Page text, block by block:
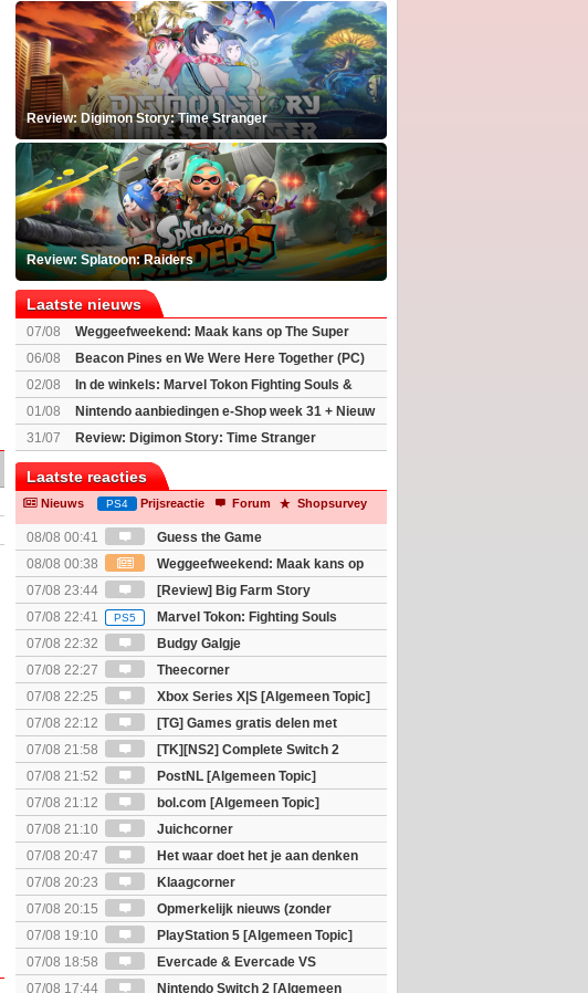
Review: Digimon Story: Time Stranger
Review: Splatoon: Raiders
Laatste nieuws
07/08
Weggeefweekend: Maak kans op The Super
Mario Galaxy movie (2x)!
06/08
Beacon Pines en We Were Here Together (PC)
Gratis
02/08
In de winkels: Marvel Tokon Fighting Souls &
Beast of Reincarnation
01/08
Nintendo aanbiedingen e-Shop week 31 + Nieuw
voor Switch 2
31/07 Review: Digimon Story: Time Stranger
Laatste reacties
Nieuws PS4 Prijsreactie Forum Shopsurvey
08/08 00:41
Guess the Game
08/08 00:38
Weggeefweekend: Maak kans op
The Super Mario Galaxy movie (2x)!
07/08 23:44
[Review] Big Farm Story
(uitgespeeld op SteamDeck)
07/08 22:41 PS5
Marvel Tokon: Fighting Souls
07/08 22:32
Budgy Galgje
07/08 22:27
Theecorner
07/08 22:25
Xbox Series X|S [Algemeen Topic]
07/08 22:12
[TG] Games gratis delen met
elkaar.
07/08 21:58
[TK][NS2] Complete Switch 2
collectie
07/08 21:52
PostNL [Algemeen Topic]
07/08 21:12
bol.com [Algemeen Topic]
07/08 21:10
Juichcorner
07/08 20:47
Het waar doet het je aan denken
spel! (3 posts wachten!)
07/08 20:23
Klaagcorner
07/08 20:15
Opmerkelijk nieuws (zonder
politiek/religie)
07/08 19:10
PlayStation 5 [Algemeen Topic]
07/08 18:58
Evercade & Evercade VS
[Algemeen Topic]
07/08 17:44 Nintendo Switch 2 [Algemeen